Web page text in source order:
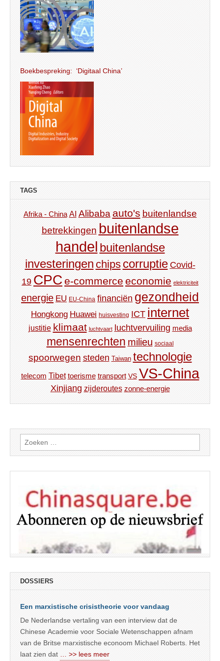
Boekbespreking: ‘Digitaal China’
TAGS
Afrika - China AI Alibaba auto's buitenlandse
betrekkingen buitenlandse
handel buitenlandse
investeringen chips corruptie Covid-
19 CPC e-commerce economie elektriciteit
energie EU EU-China financiën gezondheid
Hongkong Huawei huisvesting ICT internet
justitie klimaat luchtvaart luchtvervuiling media
mensenrechten milieu sociaal
spoorwegen steden Taiwan technologie
telecom Tibet toerisme transport VS VS-China
Xinjiang zijderoutes zonne-energie
Zoeken
naar:
DOSSIERS
Een marxistische crisistheorie voor vandaag
De Nederlandse vertaling van een interview dat de
Chinese Academie voor Sociale Wetenschappen afnam
van de Britse marxistische econoom Michael Roberts. Het
laat zien dat … >> lees meer